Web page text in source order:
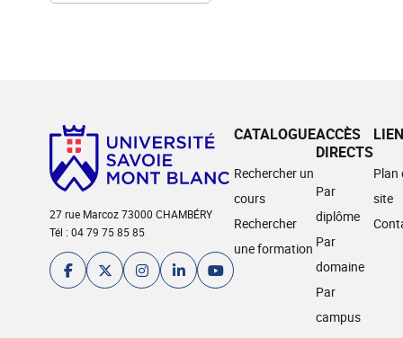
27 rue Marcoz 73000 CHAMBÉRY
Tél : 04 79 75 85 85
CATALOGUE
Rechercher un
cours
Rechercher
une formation
ACCÈS
DIRECTS
Par
diplôme
Par
domaine
Par
campus
Plan
site